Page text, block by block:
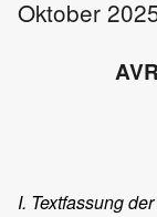
Oktober
I. Textfassung